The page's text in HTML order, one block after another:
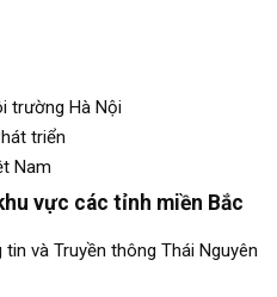
trường Hà Nội
triển
Nam
vực các tỉnh miền Bắc
và Truyền thông Thái Nguyên